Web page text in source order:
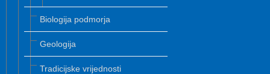
Biologija podmorja
Geologija
Tradicijske vrijednosti